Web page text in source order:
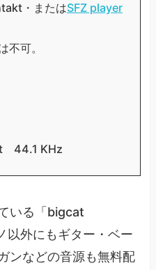
・またはSFZ player
可。
44.1 KHz
いる「bigcat
外にもギター・ベー
ンなどの音源も無料配